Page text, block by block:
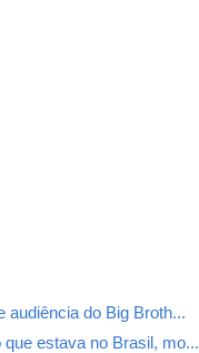
audiência do Big Broth...
estava no Brasil, mo...